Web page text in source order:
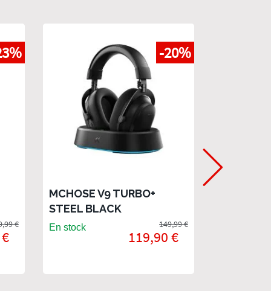
€
-20%
MCHOSE V9 TURBO+
STEEL BLACK
En stock
119,90 €
149,99 €